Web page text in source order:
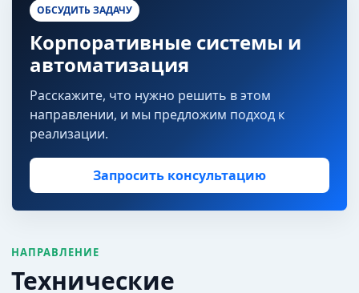
ОБСУДИТЬ ЗАДАЧУ
Корпоративные системы и
автоматизация
Расскажите, что нужно решить в этом
направлении, и мы предложим подход к
реализации.
Запросить консультацию
НАПРАВЛЕНИЕ
Технические